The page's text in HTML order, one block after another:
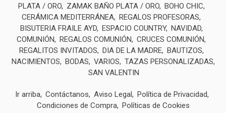
PLATA / ORO
ZAMAK BAÑO PLATA / ORO BOHO CHIC
CERÁMICA MEDITERRÁNEA REGALOS PROFESORAS
BISUTERIA FRAILE AYD ESPACIO COUNTRY NAVIDAD
COMUNIÓN
REGALOS COMUNIÓN
CRUCES COMUNIÓN
REGALITOS INVITADOS
DIA DE LA MADRE BAUTIZOS
NACIMIENTOS
BODAS VARIOS
TAZAS PERSONALIZADAS
SAN VALENTIN
Ir arriba Contáctanos Aviso Legal
Política de Privacidad
Condiciones de Compra
Políticas de Cookies